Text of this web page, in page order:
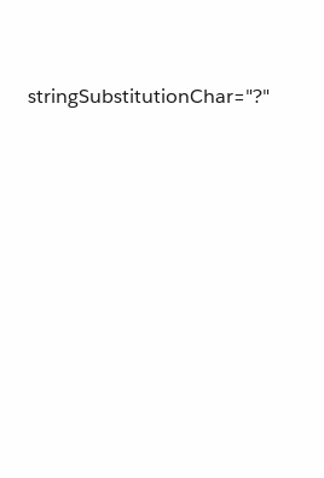
stringSubstitutionChar="?"